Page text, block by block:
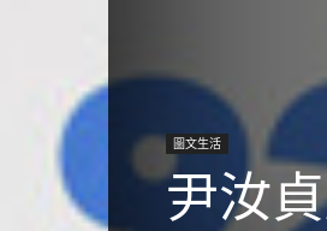
圖文生活
尹汝